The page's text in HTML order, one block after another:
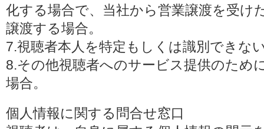
化する場合で、当社から営業譲渡を受け
譲渡する場合。
7.視聴者本人を特定もしくは識別できな
8.その他視聴者へのサービス提供のため
場合。
個人情報に関する問合せ窓口